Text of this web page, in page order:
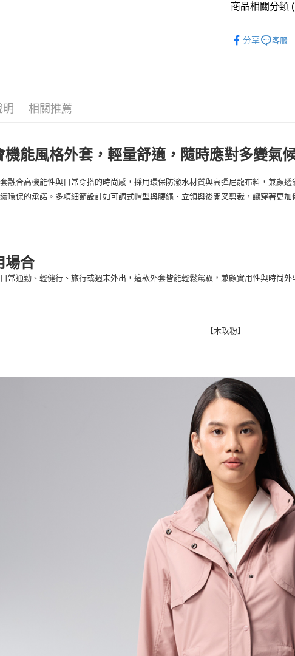
每筆NT$100，
一般7-11取貨
宅配出貨(2000以
商品相關分類
分享
客服
明 相關推薦
機能風格外套，輕量舒適，隨時應對多變氣
融合高機能性與日常穿搭的時尚感，採用環保防潑水材質與高彈尼龍布料，兼顧
環保的承諾。多項細節設計如可調式帽型與腰繩、立領與後開叉剪裁，讓穿著更
場合
常通勤、輕健行、旅行或週末外出，這款外套皆能輕鬆駕馭，兼顧實用性與時尚外
【木玫粉】